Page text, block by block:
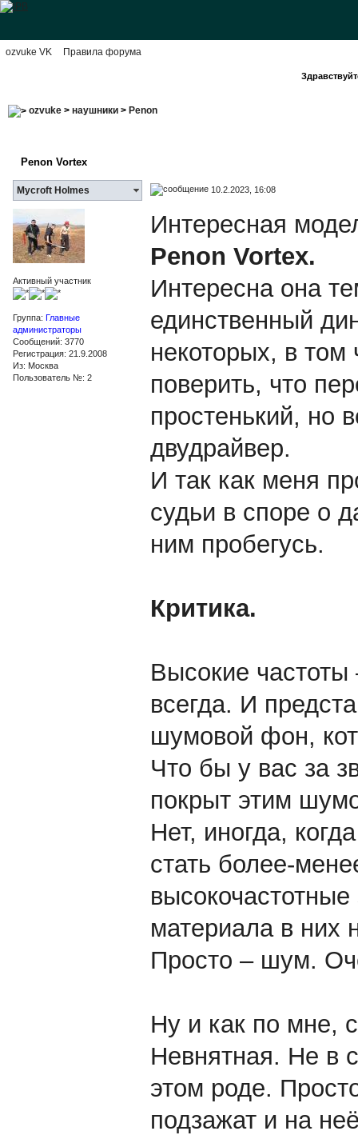
ozvuke VK Правила форума
ozvuke> наушники> Penon
Penon Vortex
Mycroft Holmes 10.2.2023, 16:08
Активный участник
Группа: Главные
администраторы
Сообщений: 3770
Регистрация: 21.9.2008
Из: Москва
Пользователь №: 2
Интересная
Penon Vortex.
Интересна она
единственный
некоторых, в том
поверить, что
простенький, но
двудрайвер.
И так как меня
судьи в споре о
ним пробегусь.
Критика.
Высокие
всегда. И
шумовой фон,
Что бы у вас за
покрыт этим
Нет, иногда,
стать более-
материала в них
Просто – шум.
Ну и как по мне,
Невнятная. Не в
этом роде.
подзажат и на